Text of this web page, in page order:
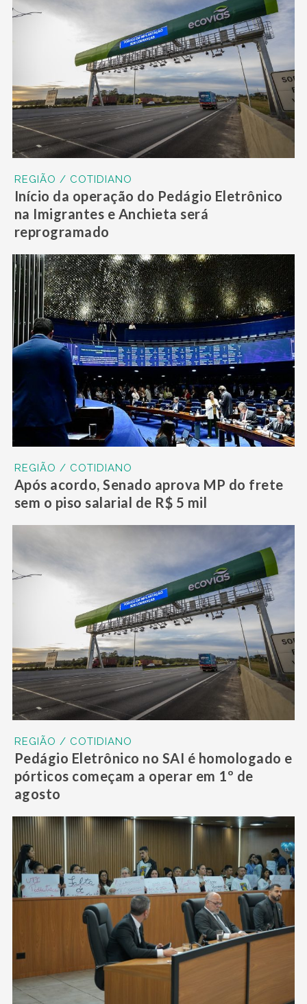
REGIÃO / COTIDIANO
Início da operação do Pedágio Eletrônico
na Imigrantes e Anchieta será
reprogramado
REGIÃO / COTIDIANO
Após acordo, Senado aprova MP do frete
sem o piso salarial de R$ 5 mil
REGIÃO / COTIDIANO
Pedágio Eletrônico no SAI é homologado e
pórticos começam a operar em 1º de
agosto